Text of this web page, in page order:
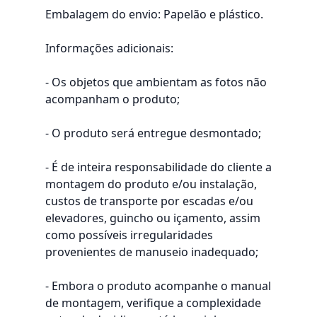
Embalagem do envio: Papelão e plástico.
Informações adicionais:
- Os objetos que ambientam as fotos não
acompanham o produto;
- O produto será entregue desmontado;
- É de inteira responsabilidade do cliente a
montagem do produto e/ou instalação,
custos de transporte por escadas e/ou
elevadores, guincho ou içamento, assim
como possíveis irregularidades
provenientes de manuseio inadequado;
- Embora o produto acompanhe o manual
de montagem, verifique a complexidade